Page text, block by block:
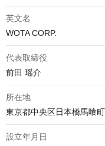
英文名
WOTA CORP.
代表取締役
前田 瑶介
所在地
東京都中央区日本橋馬喰
設立年月日